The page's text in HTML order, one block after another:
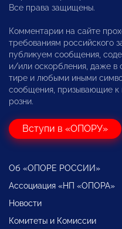
Все права защищены.
Комментарии на сайте
требованиям российского
публикуем сообщения,
и/или оскорбления, даже в
тире и любыми иными
сообщения, призывающие к
розни.
Вступи в «ОПОРУ»
Об «ОПОРЕ РОССИИ»
Ассоциация «НП «ОПОРА»
Новости
Комитеты и Комиссии